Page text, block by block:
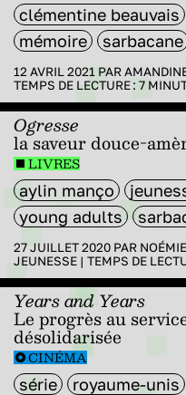
clémentine beauvais
mémoire
sarbacane
12 AVRIL 2021 PAR
TEMPS DE LECTURE : 7
Ogresse
la saveur douce-
LIVRES
aylin manço
young adults
27 JUILLET 2020 PAR
JEUNESSE | TEMPS DE
Years and Years
Le progrès au
désolidarisée
CINÉMA
série royaume-unis